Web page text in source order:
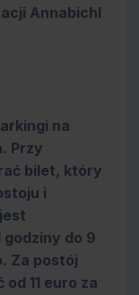
Annabichl
na
Przy
bilet, który
i
godziny do 9
Za postój
11 euro za